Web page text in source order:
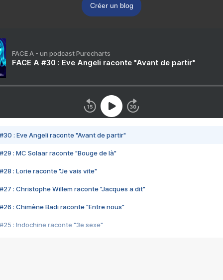
Créer un blog
FACE A - un podcast Purecharts
FACE A #30 : Eve Angeli raconte "Avant de partir"
#30 : Eve Angeli raconte "Avant de partir"
#29 : MC Solaar raconte "Bouge de là"
#28 : Lorie raconte "Je vais vite"
#27 : Christophe Willem raconte "Jacques a dit"
#26 : Chimène Badi raconte "Entre nous"
#25 : Indochine raconte "3e sexe"